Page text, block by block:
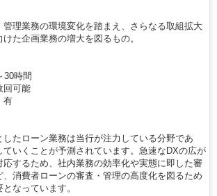
理業務の環境変化を踏まえ、さらなる取組拡大
た企画業務の増大を図るもの。
30時間
回可能
有
たローン業務は当行が注力している分野であ
ていくことが予測されています。急速なDXの広が
応するため、社内業務の効率化や実態に即した審
消費者ローンの審査・管理の高度化を図るため
なっています。